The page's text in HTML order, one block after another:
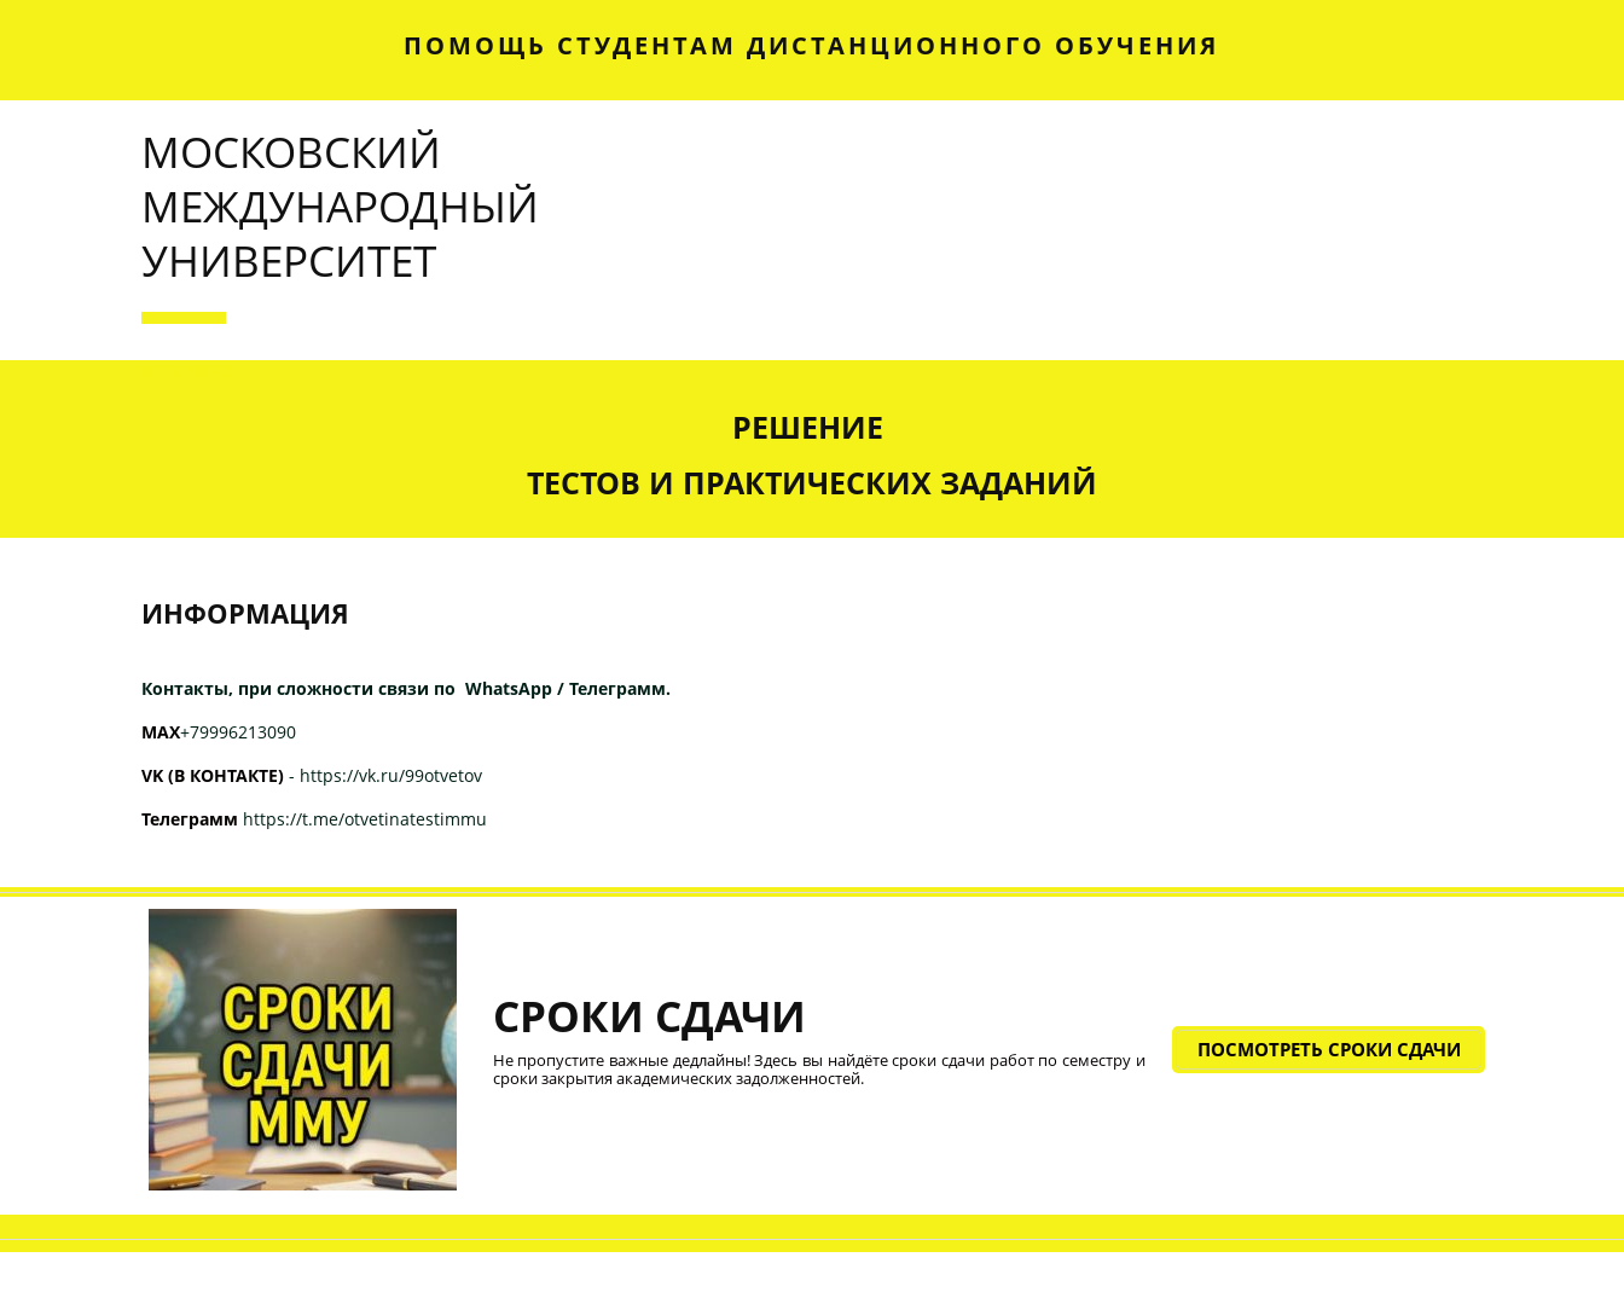
ПОМОЩЬ СТУДЕНТАМ ДИСТАНЦИОННОГО ОБУЧЕНИЯ
МОСКОВСКИЙ
МЕЖДУНАРОДНЫЙ
УНИВЕРСИТЕТ
РЕШЕНИЕ
ТЕСТОВ И ПРАКТИЧЕСКИХ ЗАДАНИЙ
ИНФОРМАЦИЯ
Контакты, при сложности связи по WhatsApp / Телеграмм.
МАХ+79996213090
VK (В КОНТАКТЕ) - https://vk.ru/99otvetov
Телеграмм https://t.me/otvetinatestimmu
СРОКИ СДАЧИ
Не пропустите важные дедлайны! Здесь вы найдёте сроки сдачи работ по семестру и
сроки закрытия академических задолженностей.
ПОСМОТРЕТЬ СРОКИ СДАЧИ